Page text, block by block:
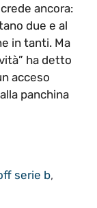
ancora:
due e al
in tanti. Ma
ha detto
acceso
panchina
serie b,